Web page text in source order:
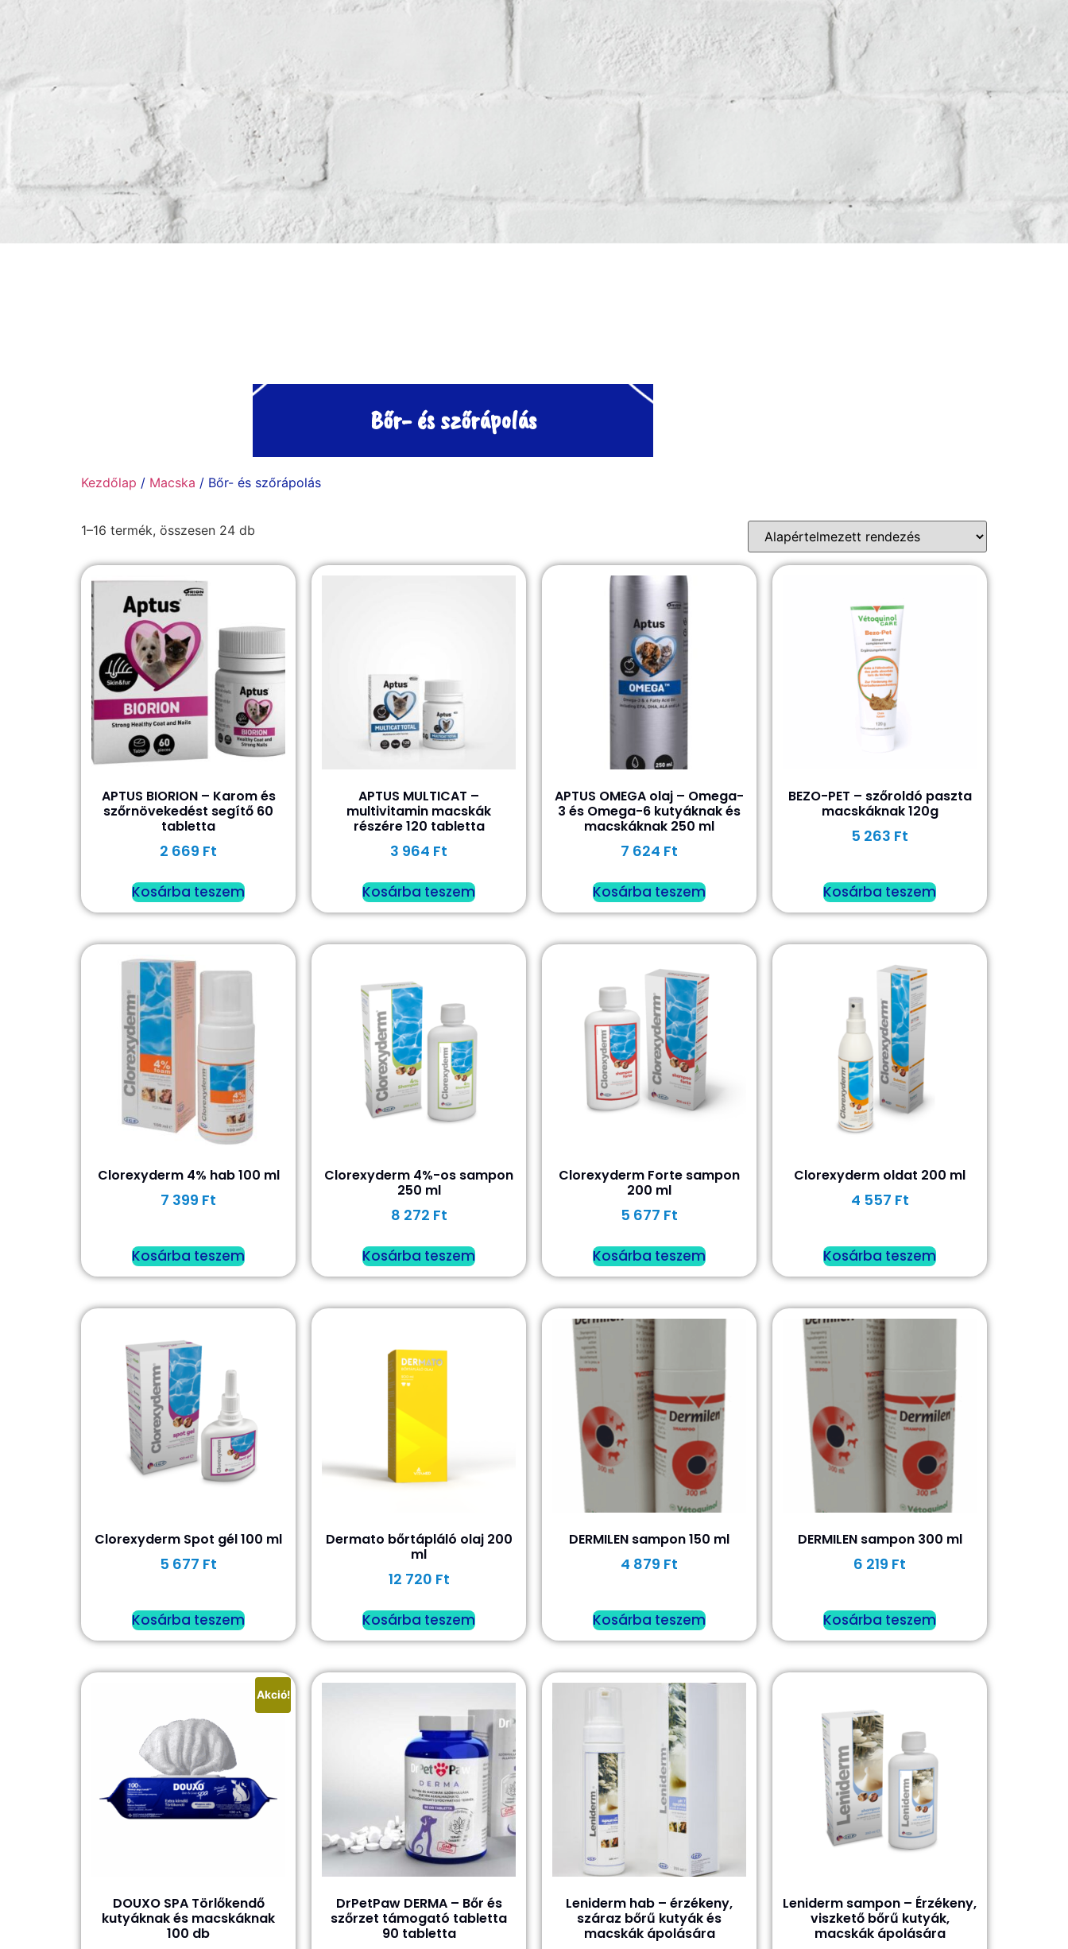
Bőr- és szőrápolás
Kezdőlap / Macska / Bőr- és szőrápolás
1–16 termék, összesen 24 db
APTUS BIORION – Karom és
szőrnövekedést segítő 60
tabletta
2 669 Ft
Kosárba teszem
APTUS MULTICAT –
multivitamin macskák
részére 120 tabletta
3 964 Ft
Kosárba teszem
APTUS OMEGA olaj – Omega-
3 és Omega-6 kutyáknak és
macskáknak 250 ml
7 624 Ft
Kosárba teszem
BEZO-PET – szőroldó paszta
macskáknak 120g
5 263 Ft
Kosárba teszem
Clorexyderm 4% hab 100 ml
7 399 Ft
Kosárba teszem
Clorexyderm 4%-os sampon
250 ml
8 272 Ft
Kosárba teszem
Clorexyderm Forte sampon
200 ml
5 677 Ft
Kosárba teszem
Clorexyderm oldat 200 ml
4 557 Ft
Kosárba teszem
Clorexyderm Spot gél 100 ml
5 677 Ft
Kosárba teszem
Dermato bőrtápláló olaj 200
ml
12 720 Ft
Kosárba teszem
DERMILEN sampon 150 ml
4 879 Ft
Kosárba teszem
DERMILEN sampon 300 ml
6 219 Ft
Kosárba teszem
Akció!
DOUXO SPA Törlőkendő
kutyáknak és macskáknak
100 db
DrPetPaw DERMA – Bőr és
szőrzet támogató tabletta
90 tabletta
Leniderm hab – érzékeny,
száraz bőrű kutyák és
macskák ápolására
Leniderm sampon – Érzékeny,
viszkető bőrű kutyák,
macskák ápolására